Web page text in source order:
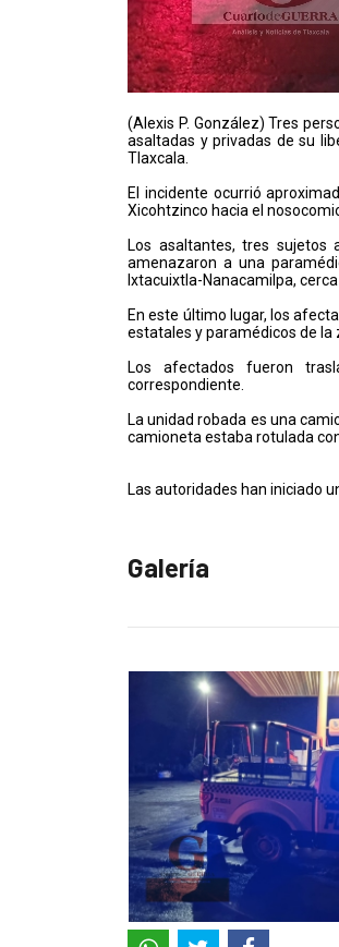
(Alexis P. González) Tres
asaltadas y privadas de su
Tlaxcala.
El incidente ocurrió
Xicohtzinco hacia el
Los asaltantes, tres sujetos
amenazaron a una
Ixtacuixtla-Nanacamilpa,
En este último lugar, los
estatales y paramédicos de la
Los afectados fueron
correspondiente.
La unidad robada es una
camioneta estaba rotulada
Las autoridades han iniciado
Galería